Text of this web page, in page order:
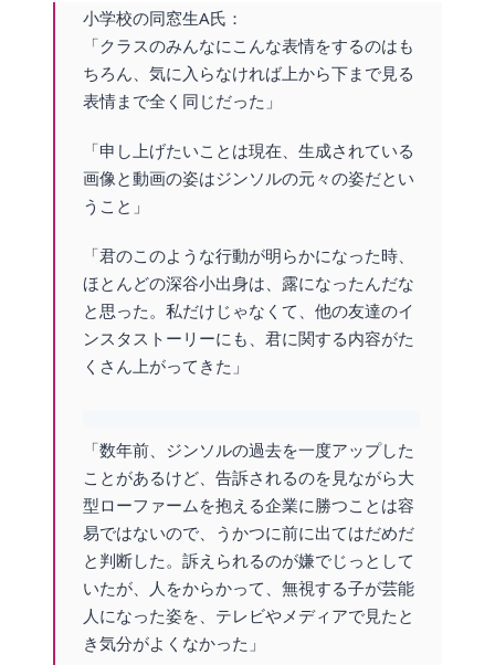
小学校の同窓生A氏：
「クラスのみんなにこんな表情をするのはも
ちろん、気に入らなければ上から下まで見る
表情まで全く同じだった」
「申し上げたいことは現在、生成されている
画像と動画の姿はジンソルの元々の姿だとい
うこと」
「君のこのような行動が明らかになった時、
ほとんどの深谷小出身は、露になったんだな
と思った。私だけじゃなくて、他の友達のイ
ンスタストーリーにも、君に関する内容がた
くさん上がってきた」
「数年前、ジンソルの過去を一度アップした
ことがあるけど、告訴されるのを見ながら大
型ローファームを抱える企業に勝つことは容
易ではないので、うかつに前に出てはだめだ
と判断した。訴えられるのが嫌でじっとして
いたが、人をからかって、無視する子が芸能
人になった姿を、テレビやメディアで見たと
き気分がよくなかった」